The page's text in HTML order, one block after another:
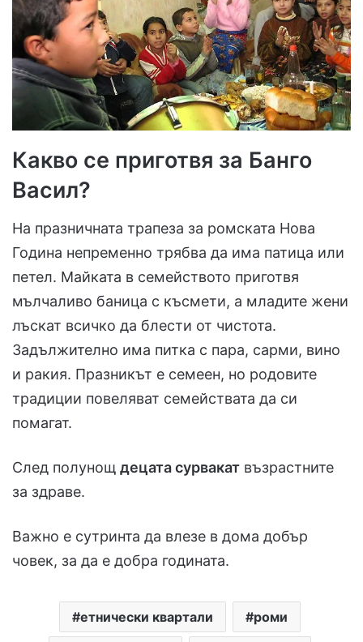
Какво се приготвя за Банго
Васил?
На празничната трапеза за ромската Нова
Година непременно трябва да има патица или
петел. Майката в семейството приготвя
мълчаливо баница с късмети, а младите жени
лъскат всичко да блести от чистота.
Задължително има питка с пара, сарми, вино
и ракия. Празникът е семеен, но родовите
традиции повеляват семействата да си
помагат.
След полунощ децата сурвакат възрастните
за здраве.
Важно е сутринта да влезе в дома добър
човек, за да е добра годината.
етнически квартали роми